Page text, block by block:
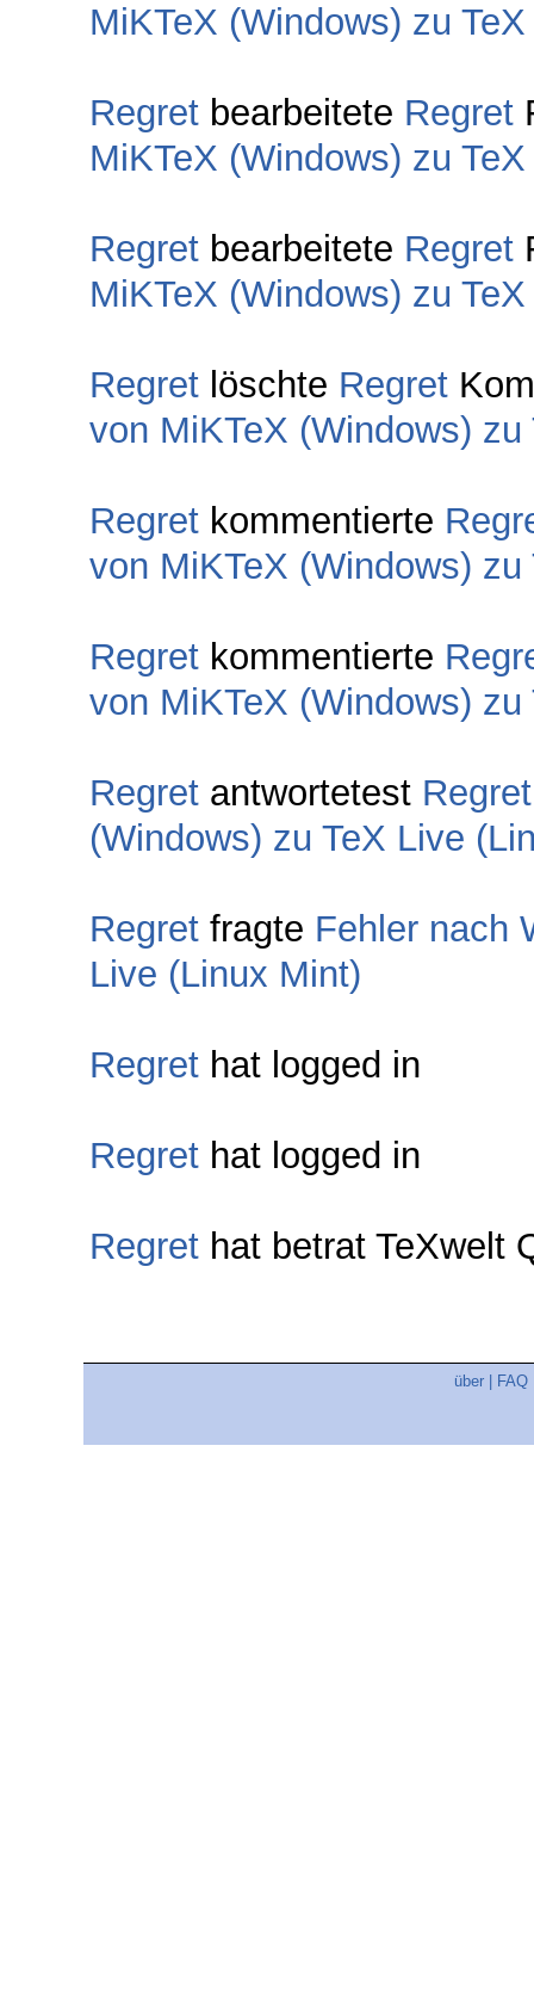
MiKTeX (Windows) zu
Regret bearbeitete Regret
MiKTeX (Windows) zu
Regret bearbeitete Regret
MiKTeX (Windows) zu
Regret löschte Regret
von MiKTeX (Windows)
Regret kommentierte
von MiKTeX (Windows)
Regret kommentierte
von MiKTeX (Windows)
Regret antwortetest Regret
(Windows) zu TeX Live
Regret fragte Fehler nach
Live (Linux Mint)
Regret hat logged in
Regret hat logged in
Regret hat betrat TeXwelt
über FAQ